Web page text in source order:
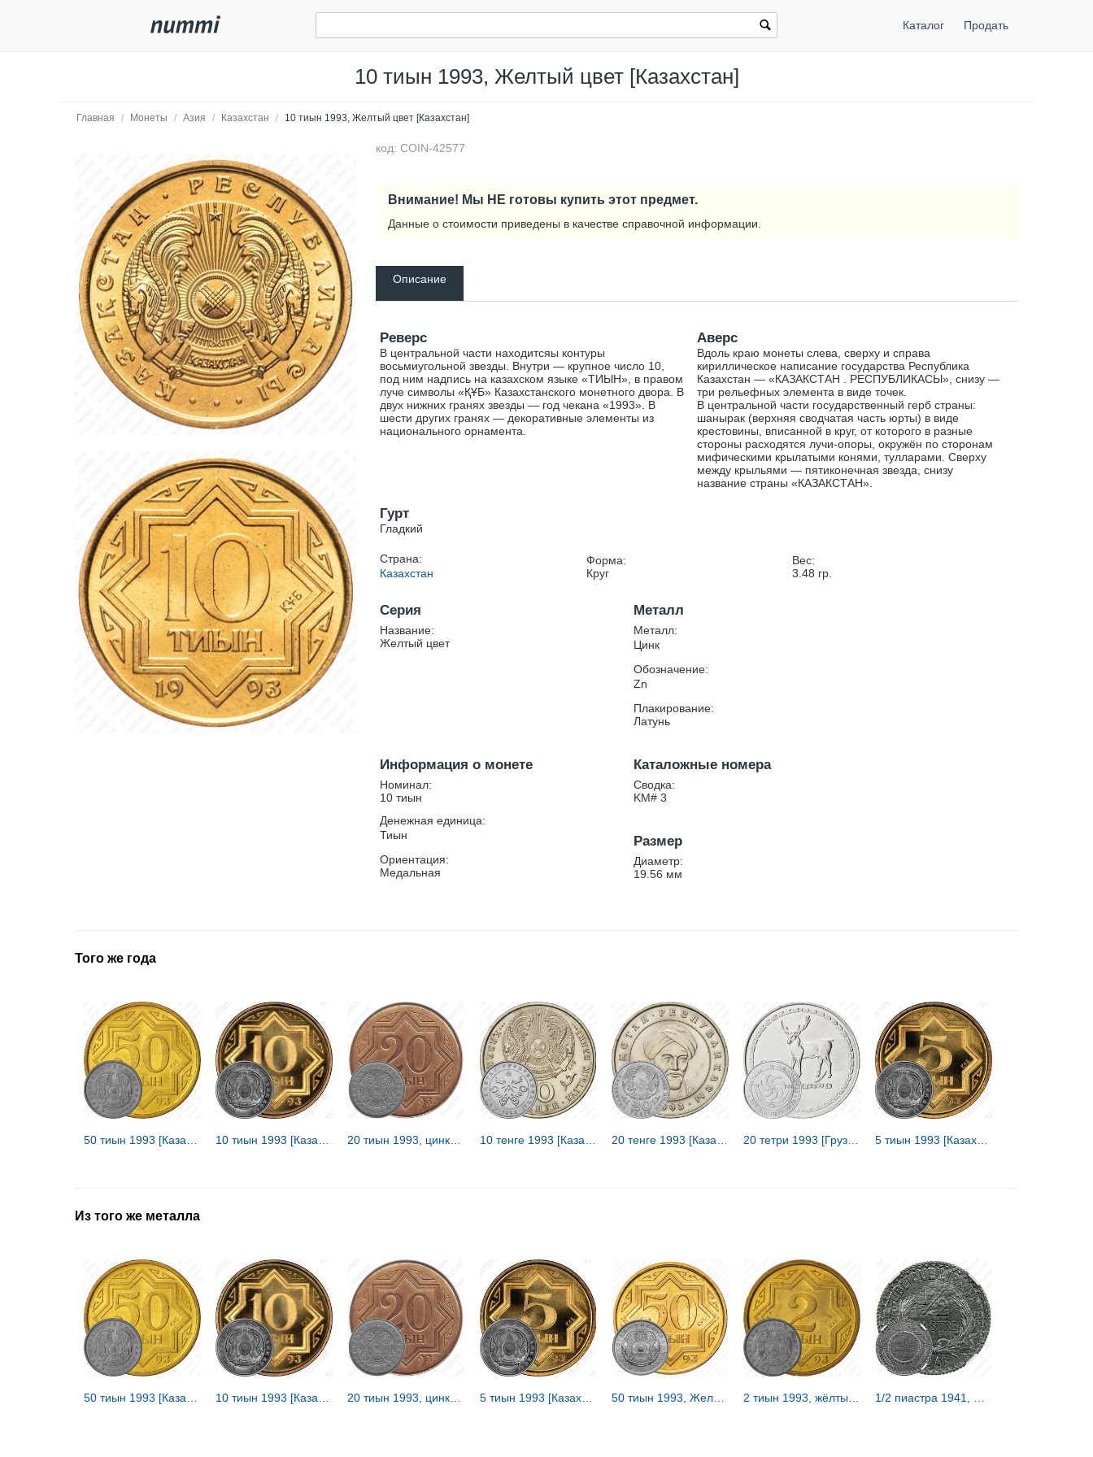
Каталог Продать
10 тиын 1993, Желтый цвет [Казахстан]
Главная / Монеты / Азия / Казахстан / 10 тиын 1993, Желтый цвет [Казахстан]
код: COIN-42577
Внимание! Мы НЕ готовы купить этот предмет.
Данные о стоимости приведены в качестве справочной информации.
Описание
Реверс
В центральной части находитсяы контуры
восьмиугольной звезды. Внутри — крупное число 10,
под ним надпись на казахском языке «ТИЫН», в правом
луче символы «ҚҰБ» Казахстанского монетного двора. В
двух нижних гранях звезды — год чекана «1993». В
шести других гранях — декоративные элементы из
национального орнамента.
Аверс
Вдоль краю монеты слева, сверху и справа
кириллическое написание государства Республика
Казахстан — «КАЗАКСТАН . РЕСПУБЛИКАСЫ», снизу —
три рельефных элемента в виде точек.
В центральной части государственный герб страны:
шанырак (верхняя сводчатая часть юрты) в виде
крестовины, вписанной в круг, от которого в разные
стороны расходятся лучи-опоры, окружён по сторонам
мифическими крылатыми конями, тулларами. Сверху
между крыльями — пятиконечная звезда, снизу
название страны «КАЗАКСТАН».
Гурт
Гладкий
Страна:
Казахстан
Форма:
Круг
Вес:
3.48 гр.
Серия
Название:
Желтый цвет
Металл
Металл:
Цинк
Обозначение:
Zn
Плакирование:
Латунь
Информация о монете
Номинал:
10 тиын
Денежная единица:
Тиын
Ориентация:
Медальная
Каталожные номера
Сводка:
KM# 3
Размер
Диаметр:
19.56 мм
Того же года
Из того же металла
5 тиын 1993 [Казахстан] 50 тиын 1993, Желтый цвет [Казахстан]